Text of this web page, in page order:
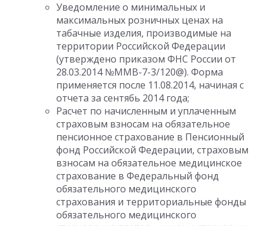
Уведомление о минимальных и
максимальных розничных ценах на
табачные изделия, производимые на
территории Российской Федерации
(утверждено приказом ФНС России от
28.03.2014 №ММВ-7-3/120@). Форма
применяется после 11.08.2014, начиная с
отчета за сентябь 2014 года;
Расчет по начисленным и уплаченным
страховым взносам на обязательное
пенсионное страхование в Пенсионный
фонд Российской Федерации, страховым
взносам на обязательное медицинское
страхование в Федеральный фонд
обязательного медицинского
страхования и территориальные фонды
обязательного медицинского